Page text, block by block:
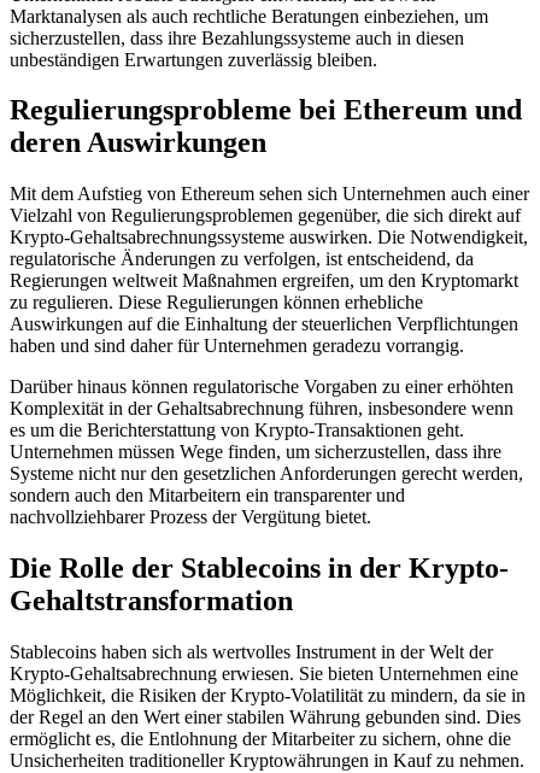
Marktanalysen als auch rechtliche Beratungen einbeziehen, um
sicherzustellen, dass ihre Bezahlungssysteme auch in diesen
unbeständigen Erwartungen zuverlässig bleiben.
Regulierungsprobleme bei Ethereum und
deren Auswirkungen
Mit dem Aufstieg von Ethereum sehen sich Unternehmen auch einer
Vielzahl von Regulierungsproblemen gegenüber, die sich direkt auf
Krypto-Gehaltsabrechnungssysteme auswirken. Die Notwendigkeit,
regulatorische Änderungen zu verfolgen, ist entscheidend, da
Regierungen weltweit Maßnahmen ergreifen, um den Kryptomarkt
zu regulieren. Diese Regulierungen können erhebliche
Auswirkungen auf die Einhaltung der steuerlichen Verpflichtungen
haben und sind daher für Unternehmen geradezu vorrangig.
Darüber hinaus können regulatorische Vorgaben zu einer erhöhten
Komplexität in der Gehaltsabrechnung führen, insbesondere wenn
es um die Berichterstattung von Krypto-Transaktionen geht.
Unternehmen müssen Wege finden, um sicherzustellen, dass ihre
Systeme nicht nur den gesetzlichen Anforderungen gerecht werden,
sondern auch den Mitarbeitern ein transparenter und
nachvollziehbarer Prozess der Vergütung bietet.
Die Rolle der Stablecoins in der Krypto-
Gehaltstransformation
Stablecoins haben sich als wertvolles Instrument in der Welt der
Krypto-Gehaltsabrechnung erwiesen. Sie bieten Unternehmen eine
Möglichkeit, die Risiken der Krypto-Volatilität zu mindern, da sie in
der Regel an den Wert einer stabilen Währung gebunden sind. Dies
ermöglicht es, die Entlohnung der Mitarbeiter zu sichern, ohne die
Unsicherheiten traditioneller Kryptowährungen in Kauf zu nehmen.